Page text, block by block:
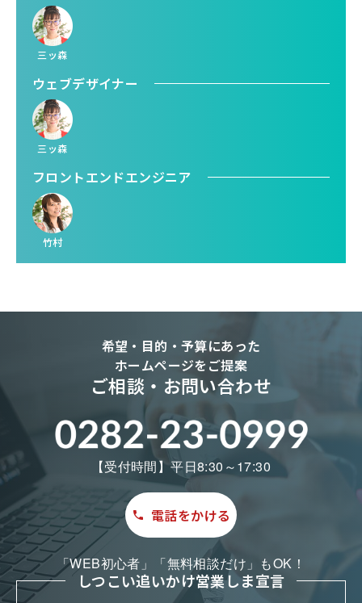
三ッ森
ウェブデザイナー
三ッ森
フロントエンドエンジニア
竹村
希望・目的・予算にあった
ホームページをご提案
ご相談・お問い合わせ
【受付時間】平日8:30～17:30
電話をかける
「WEB初心者」「無料相談だけ」もOK！
しつこい追いかけ営業しま宣言